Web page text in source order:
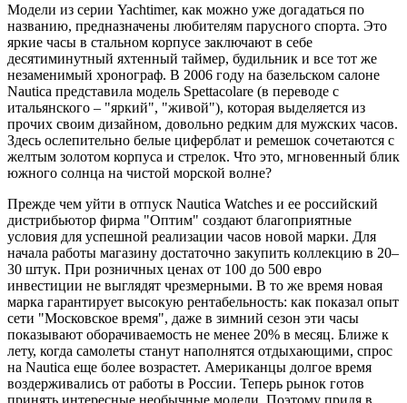
Модели из серии Yachtimer, как можно уже догадаться по
названию, предназначены любителям парусного спорта. Это
яркие часы в стальном корпусе заключают в себе
десятиминутный яхтенный таймер, будильник и все тот же
незаменимый хронограф. В 2006 году на базельском салоне
Nautica представила модель Spettacolare (в переводе с
итальянского – "яркий", "живой"), которая выделяется из
прочих своим дизайном, довольно редким для мужских часов.
Здесь ослепительно белые циферблат и ремешок сочетаются с
желтым золотом корпуса и стрелок. Что это, мгновенный блик
южного солнца на чистой морской волне?
Прежде чем уйти в отпуск Nautica Watches и ее российский
дистрибьютор фирма "Оптим" создают благоприятные
условия для успешной реализации часов новой марки. Для
начала работы магазину достаточно закупить коллекцию в 20–
30 штук. При розничных ценах от 100 до 500 евро
инвестиции не выглядят чрезмерными. В то же время новая
марка гарантирует высокую рентабельность: как показал опыт
сети "Московское время", даже в зимний сезон эти часы
показывают оборачиваемость не менее 20% в месяц. Ближе к
лету, когда самолеты станут наполнятся отдыхающими, спрос
на Nautica еще более возрастет. Американцы долгое время
воздерживались от работы в России. Теперь рынок готов
принять интересные необычные модели. Поэтому придя в